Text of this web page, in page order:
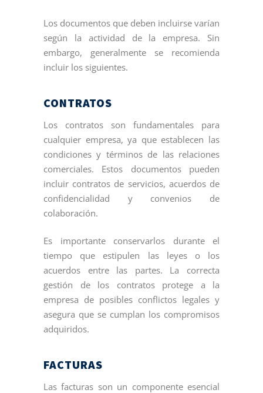
Los documentos que deben incluirse varían
según la actividad de la empresa. Sin
embargo, generalmente se recomienda
incluir los siguientes.
CONTRATOS
Los contratos son fundamentales para
cualquier empresa, ya que establecen las
condiciones y términos de las relaciones
comerciales. Estos documentos pueden
incluir contratos de servicios, acuerdos de
confidencialidad y convenios de
colaboración.
Es importante conservarlos durante el
tiempo que estipulen las leyes o los
acuerdos entre las partes. La correcta
gestión de los contratos protege a la
empresa de posibles conflictos legales y
asegura que se cumplan los compromisos
adquiridos.
FACTURAS
Las facturas son un componente esencial